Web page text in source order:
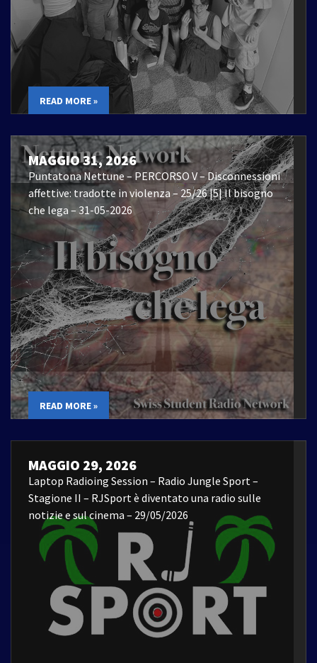
READ MORE »
MAGGIO 31, 2026
Puntatona Nettune – PERCORSO V – Disconnessioni
affettive: tradotte in violenza – 25/26 |5| Il bisogno
che lega – 31-05-2026
READ MORE »
MAGGIO 29, 2026
Laptop Radioing Session – Radio Jungle Sport –
Stagione II – RJSport è diventato una radio sulle
notizie e sul cinema – 29/05/2026